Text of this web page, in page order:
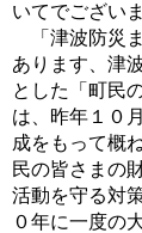
いてでございま
「津波防災
あります、津
とした「町民
は、昨年１０
成をもって概
民の皆さまの
活動を守る対
０年に一度の